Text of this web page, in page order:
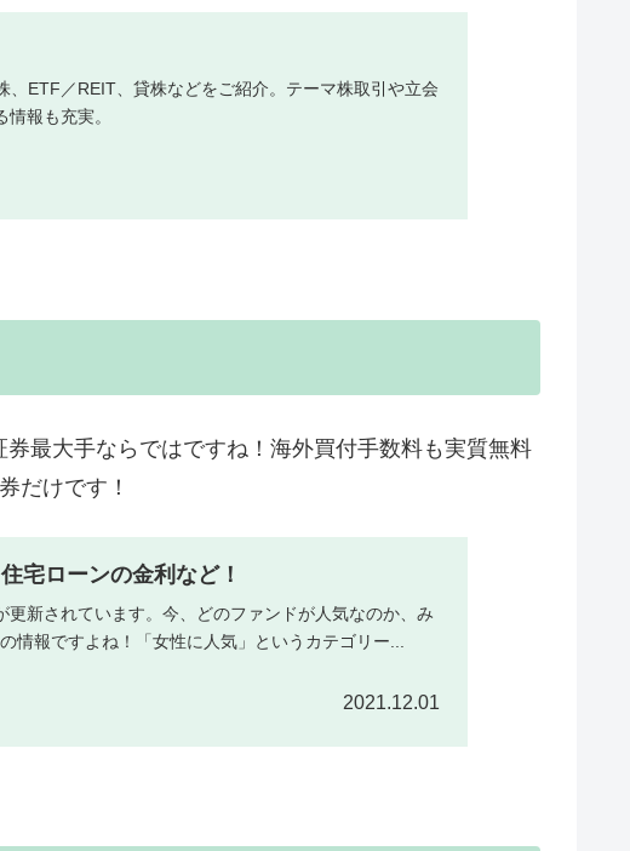
ETF／REIT、貸株などをご紹介。テーマ株取引や立会
報も充実。
券最大手ならではですね！海外買付手数料も実質無料
だけです！
宅ローンの金利など！
新されています。今、どのファンドが人気なのか、み
情報ですよね！「女性に人気」というカテゴリー...
2021.12.01